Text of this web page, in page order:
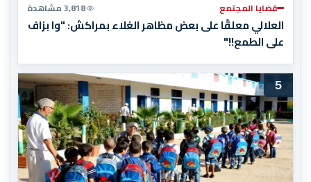
قضايا المجتمع 3,818 مشاهدة
العلالي معلقًا على بعض مظاهر الغلاء بمراكش: "وا بزاف
على الطمع!!"
5